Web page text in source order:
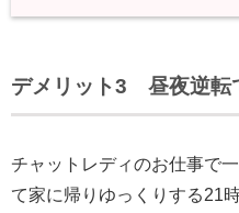
デメリット3 昼夜逆転
チャットレディのお仕事で
て家に帰りゆっくりする21